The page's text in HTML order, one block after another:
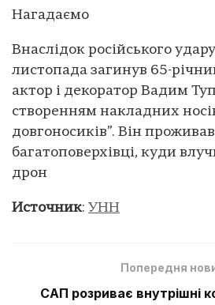
Нагадаємо
Внаслідок російського
листопада загинув 65-
актор і декоратор Вадим
створенням накладних
довгоносиків”. Він
багатоповерхівці, куди
дрон
Источник: УНН
Попередня
САП розриває внутрішні